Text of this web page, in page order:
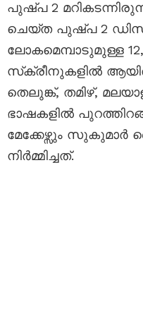
പുഷ്പ 2
ചെയ്ത പുഷ്പ 2
ലോകമെമ്പാടുമുള്ള
സ്‌ക്രീനുകളില്‍
തെലുങ്ക്, തമിഴ്,
ഭാഷകളിൽ
മേക്കേഴ്സും സുകുമാർ
നിർമ്മിച്ചത്.